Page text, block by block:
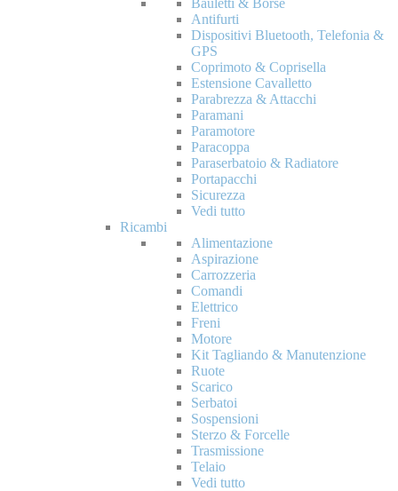
Bauletti & Borse
Antifurti
Dispositivi Bluetooth, Telefonia &
GPS
Coprimoto & Coprisella
Estensione Cavalletto
Parabrezza & Attacchi
Paramani
Paramotore
Paracoppa
Paraserbatoio & Radiatore
Portapacchi
Sicurezza
Vedi tutto
Ricambi
Alimentazione
Aspirazione
Carrozzeria
Comandi
Elettrico
Freni
Motore
Kit Tagliando & Manutenzione
Ruote
Scarico
Serbatoi
Sospensioni
Sterzo & Forcelle
Trasmissione
Telaio
Vedi tutto